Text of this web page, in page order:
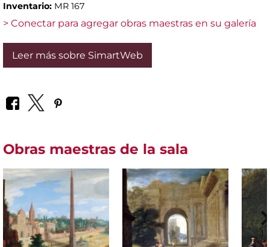
Inventario: MR 167
> Conectar para agregar obras maestras en su galería
Leer más sobre SimartWeb
Obras maestras de la sala